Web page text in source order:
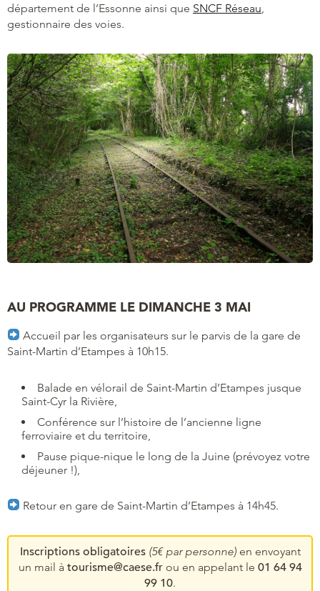
département de l’Essonne ainsi que SNCF Réseau
gestionnaire des voies.
AU PROGRAMME LE DIMANCHE 3 MAI
Accueil par les organisateurs sur le parvis de la gare de
Saint-Martin d’Etampes à 10h15.
Balade en vélorail de Saint-Martin d’Etampes jusque
Saint-Cyr la Rivière,
Conférence sur l’histoire de l’ancienne ligne
ferroviaire et du territoire,
Pause pique-nique le long de la Juine (prévoyez votre
déjeuner !),
Retour en gare de Saint-Martin d’Etampes à 14h45.
Inscriptions obligatoires (5€ par personne)en envoyant
un mail à tourisme@caese.frou en appelant le 01 64 94
99 10.